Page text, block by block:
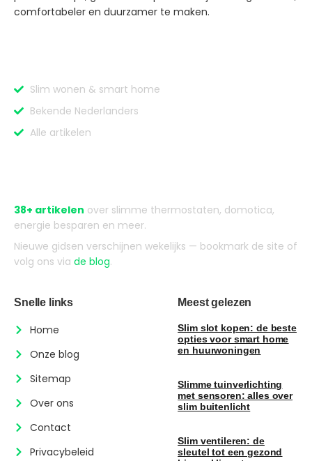
comfortabeler en duurzamer te maken.
Slim wonen & smart home
Bekende Nederlanders
Alle artikelen
38+ artikelen over slimme thermostaten, domotica,
energie besparen en meer.
Nieuwe gidsen verschijnen wekelijks — bookmark de site of
volg ons via de blog.
Snelle links
Home
Onze blog
Sitemap
Over ons
Contact
Privacybeleid
Meest gelezen
Slim slot kopen: de beste
opties voor smart home
en huurwoningen
Slimme tuinverlichting
met sensoren: alles over
slim buitenlicht
Slim ventileren: de
sleutel tot een gezond